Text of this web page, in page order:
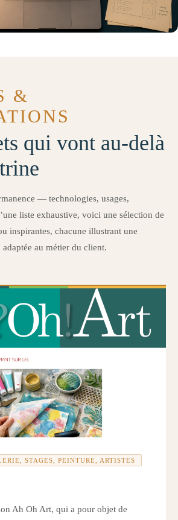
&
qui vont au-delà
— technologies, usages,
liste exhaustive, voici une sélection de
inspirantes, chacune illustrant une
au métier du client.
STAGES, PEINTURE, ARTISTES
Ah Oh Art, qui a pour objet de